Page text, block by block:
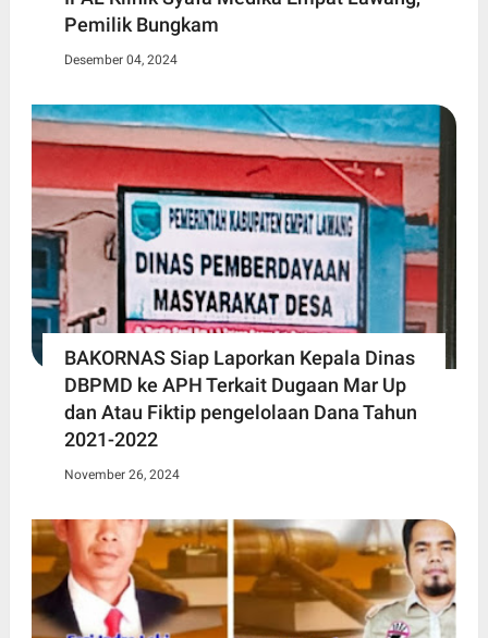
Pemilik Bungkam
Desember 04, 2024
BAKORNAS Siap Laporkan Kepala Dinas
DBPMD ke APH Terkait Dugaan Mar Up
dan Atau Fiktip pengelolaan Dana Tahun
2021-2022
November 26, 2024